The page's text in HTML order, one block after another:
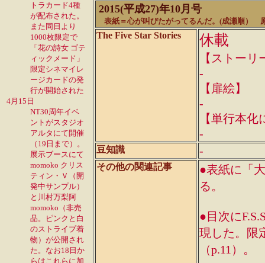
トラカード4種
が配布された。
また同日より
1000枚限定で
「花の詩女 ゴテ
ィックメード」
限定シネマイレ
ージカードの発
行が開始された
4月15日
NT30周年イベ
ントがスタジオ
アルタにて開催
（19日まで）。
展示ブースにて
momoko クリス
ティン・Ｖ（開
発中サンプル）
と川村万梨阿
momoko（非売
品。ピンクと白
のストライプ着
物）が公開され
た。なお18日か
らはこれらに加
2015(平成27)年10月号
表紙＝心が叫びたがってるんだ。(成瀬順）
The Five Star Stories 休載
【ストーリ
-
【扉絵】
-
【単行本
-
豆知識 -
その他の関連記事
●表紙に「
る。
●目次に
現した。限
（p.11）。